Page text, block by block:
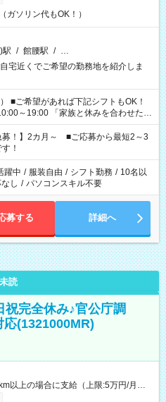
ガソリン代もOK！）
駅 / 館腰駅 / …
近くでご希望の勤務地を紹介しま
！
族と休みを合わせた
の準備がしたい」 「できれば残業はし
てくださいね。 ※Wワーク希望
望する勤務時間と、もう1つのお仕事
時間を超える場合は応募できません。
募！】2カ月～ ■ご応募から最短2～3
！
躍中 / 服装自由 / シフト勤務 / 10名以
し / パソコンスキル不要
募する 詳細へ
未読
祝完全休み♪官公庁調
(1321000MR)
以上の場合に支給（上限:5万円/月・
業発生時は1分単位で支給 ※研修中の